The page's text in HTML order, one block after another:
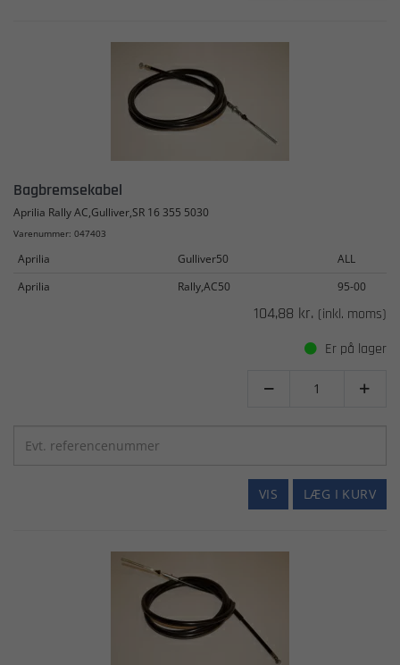
Bagbremsekabel
Aprilia Rally AC,Gulliver,SR 16 355 5030
Varenummer: 047403
Aprilia Gulliver50
ALL
Aprilia
Rally,AC50 95-00
104,88 kr. (inkl. moms)
Er på lager
 
LÆG I KURV
VIS